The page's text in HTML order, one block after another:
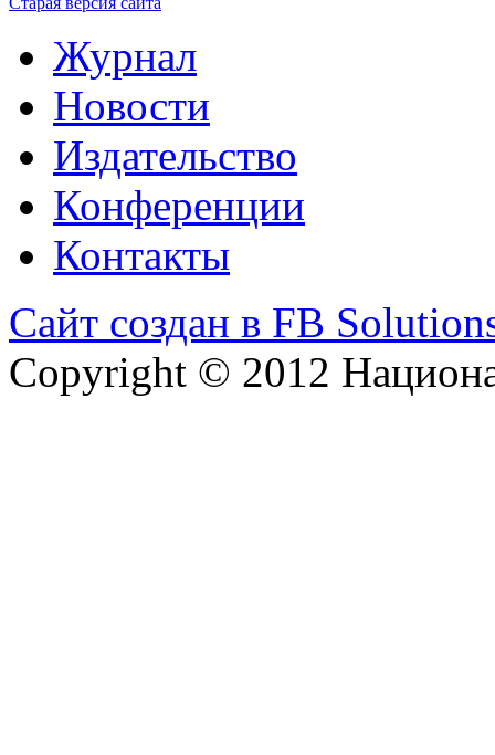
Журнал
Новости
Издательство
Конференции
Контакты
Сайт создан в FB
Copyright © 2012